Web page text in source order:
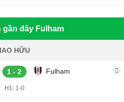
gần đây Fulham
HỮU
1 - 2 Fulham
H1: 1-0